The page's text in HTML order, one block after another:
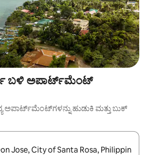
ಬಳಿ ಅಪಾರ್ಟ್‌ಮೆಂಟ್
ಅಪಾರ್ಟ್‌ಮೆಂಟ್‌ಗಳನ್ನು ಹುಡುಕಿ ಮತ್ತು ಬುಕ್
ಅಪ್ ಮತ್ತು ಡೌನ್ ಬಾಣದ ಕೀಲಿಗಳೊಂದಿಗೆ